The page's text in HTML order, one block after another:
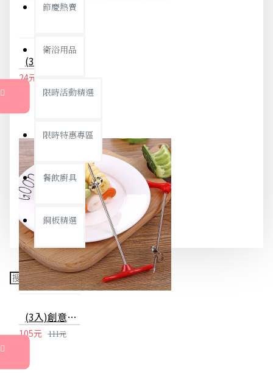
節慶熱賣
衛浴用品
限時活動精選
限時特惠專區
餐飲廚具
銅板精選
24元
(3入)創意不鏽鋼螺旋針 蔬果麻花造型旋轉刀 裝飾擺盤必備神器
105元 111元